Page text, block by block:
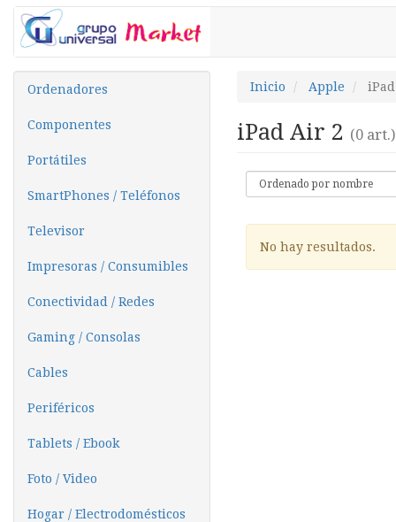
Ordenadores
Componentes
Portátiles
SmartPhones / Teléfonos
Televisor
Impresoras / Consumibles
Conectividad / Redes
Gaming / Consolas
Cables
Periféricos
Tablets / Ebook
Foto / Video
Hogar / Electrodomésticos
Inicio Apple
iPad Air 2 (0 art.)
No hay resultados.